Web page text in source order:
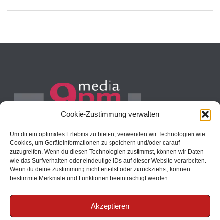
Cookie-Zustimmung verwalten
Um dir ein optimales Erlebnis zu bieten, verwenden wir Technologien wie
Cookies, um Geräteinformationen zu speichern und/oder darauf
zuzugreifen. Wenn du diesen Technologien zustimmst, können wir Daten
wie das Surfverhalten oder eindeutige IDs auf dieser Website verarbeiten.
Wenn du deine Zustimmung nicht erteilst oder zurückziehst, können
bestimmte Merkmale und Funktionen beeinträchtigt werden.
Akzeptieren
Reimerstwiete 22
20457 Hamburg
E-Mail: info[at]9pm-media.com
Internet: www.9pm-media.com